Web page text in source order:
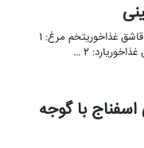
مواد لازم:سیب زمینی: 2 عددشیر خشک: 5 قاشق غذاخوریتخم مرغ: 1
اسفناج با گوجه